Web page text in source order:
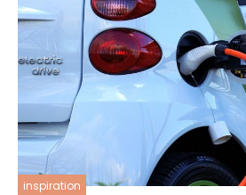
inspiration